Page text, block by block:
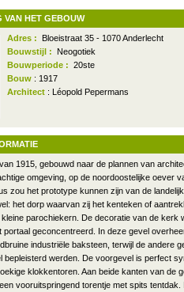
VAN HET GEBOUW
Adres :
Bloeistraat 35 - 1070 Anderlecht
Bouwstijl :
Neogotiek
Bouwperiode : 20ste
Bouw : 1917
Architect : Léopold Pepermans
1915, gebouwd naar de plannen van
omgeving, op de noordoostelijke oever
zou het prototype kunnen zijn van de
het dorp waarvan zij het kenteken of
parochiekern. De decoratie van de kerk
portaal geconcentreerd. In deze gevel
industriële baksteen, terwijl de andere
bepleisterd werden. De voorgevel is perfect
klokkentoren. Aan beide kanten van de
vooruitspringend torentje met spits tentdak.